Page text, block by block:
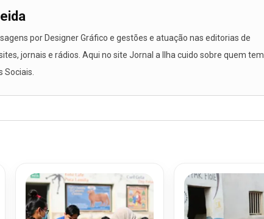
por Designer Gráfico e gestões e atuação nas editorias de
jornais e rádios. Aqui no site Jornal a Ilha cuido sobre quem tem
Sociais.